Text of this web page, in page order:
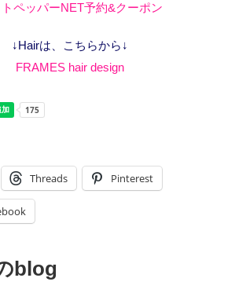
ペッパーNET予約&クーポン
↓Hairは、こちらから↓
FRAMES hair design
Threads Pinterest
blog